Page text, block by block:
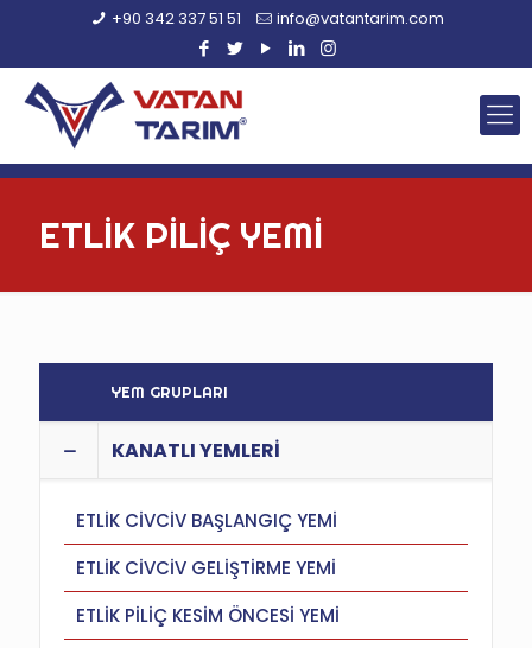
+90 342 337 51 51 info@vatantarim.com
ETLİK PİLİÇ YEMİ
YEM GRUPLARI
KANATLI YEMLERİ
ETLİK CİVCİV BAŞLANGIÇ YEMİ
ETLİK CİVCİV GELİŞTİRME YEMİ
ETLİK PİLİÇ KESİM ÖNCESİ YEMİ